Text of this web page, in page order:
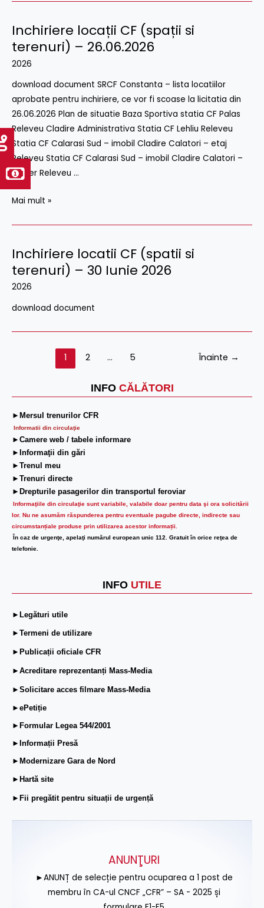
INFO CĂLĂTORI
►Mersul trenurilor CFR
Informatii din circulaţie
►Camere web / tabele informare
►Informaţii din gări
►Trenul meu
►Trenuri directe
►Drepturile pasagerilor din transportul feroviar
Informaţiile din circulaţie sunt variabile, valabile doar pentru data şi ora solicitării
lor. Nu ne asumăm răspunderea pentru eventuale pagube directe, indirecte sau
circumstanțiale produse prin utilizarea acestor informații.
În caz de urgenţe, apelaţi numărul european unic 112. Gratuit în orice reţea de
telefonie.
INFO UTILE
►Legături utile
►Termeni de utilizare
►Publicații oficiale CFR
►Acreditare reprezentanți Mass-Media
►Solicitare acces filmare Mass-Media
►ePetiție
►Formular Legea 544/2001
►Informații Presă
►Modernizare Gara de Nord
►Hartă site
►Fii pregătit pentru situații de urgență
Inchiriere locații CF (spații si
terenuri) – 26.06.2026
2026
download document SRCF Constanta – lista locatiilor
aprobate pentru inchiriere, ce vor fi scoase la licitatia din
26.06.2026 Plan de situatie Baza Sportiva statia CF Palas
Releveu Cladire Administrativa Statia CF Lehliu Releveu
Statia CF Calarasi Sud – imobil Cladire Calatori – etaj
Releveu Statia CF Calarasi Sud – imobil Cladire Calatori –
parter Releveu …
Inchiriere
locații
CF
si
terenuri)
–
26.06.2026
Mai mult »
Inchiriere locatii CF (spatii si
terenuri) – 30 Iunie 2026
2026
download document
1 2 … 5 Înainte →
ANUNŢURI
►ANUNȚ de selecție pentru ocuparea a 1 post de
membru în CA-ul CNCF „CFR” – SA - 2025 și